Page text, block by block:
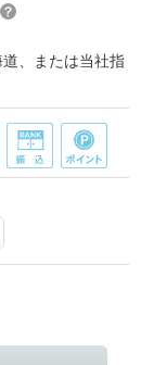
、または当社指